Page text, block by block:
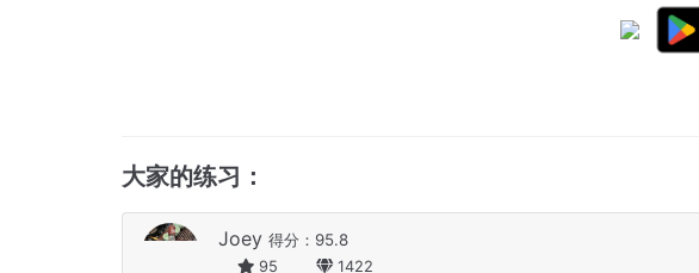
大家的练习：
Joey 得分：95.8
95 1422